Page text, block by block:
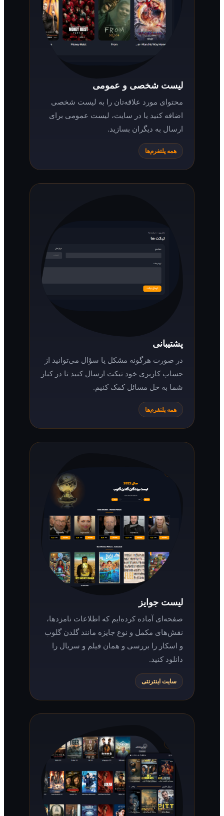
لیست شخصی و عمومی
محتوای مورد علاقه‌تان را به لیست شخصی
اضافه کنید یا در سایت، لیست عمومی برای
ارسال به دیگران بسازید.
همه پلتفرم‌ها
در صورت هرگونه مشکل یا سؤال می‌توانید از
حساب کاربری خود تیکت ارسال کنید تا در کنار
شما به حل مسائل کمک کنیم.
همه پلتفرم‌ها
لیست جوایز
صفحه‌ای آماده کرده‌ایم که اطلاعات نامزدها،
نقش‌های مکمل و نوع جایزه مانند گلدن گلوب
و اسکار را بررسی و همان فیلم و سریال را
سایت اینترنتی